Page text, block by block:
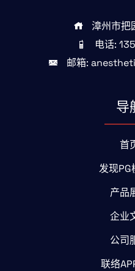
漳州市把
电话:
邮箱:
导
首
发现PG
产品
企业
公司
联络